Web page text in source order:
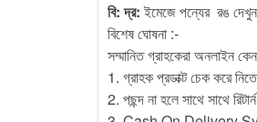
বি: দ্র:ইমেজে পন্যের রঙ
বিশেষ ঘোষনা :-
সম্মানিত গ্রাহকেরা অনলাইন
1. গ্রাহক প্রডাক্ট চেক করে
2. পছন্দ না হলে সাথে সাথে